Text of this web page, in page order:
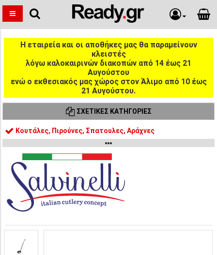
Η εταιρεία και οι αποθήκες μας θα παραμείνουν
κλειστές
λόγω καλοκαιρινών διακοπών από 14 έως 21
Αυγούστου
ενώ ο εκθεσιακός μας χώρος στον Άλιμο από 10 έως
21 Αυγούστου.
ΣΧΕΤΙΚΈΣ ΚΑΤΗΓΟΡΊΕΣ
Κουτάλες, Πιρούνες, Σπατουλες, Αράχνες